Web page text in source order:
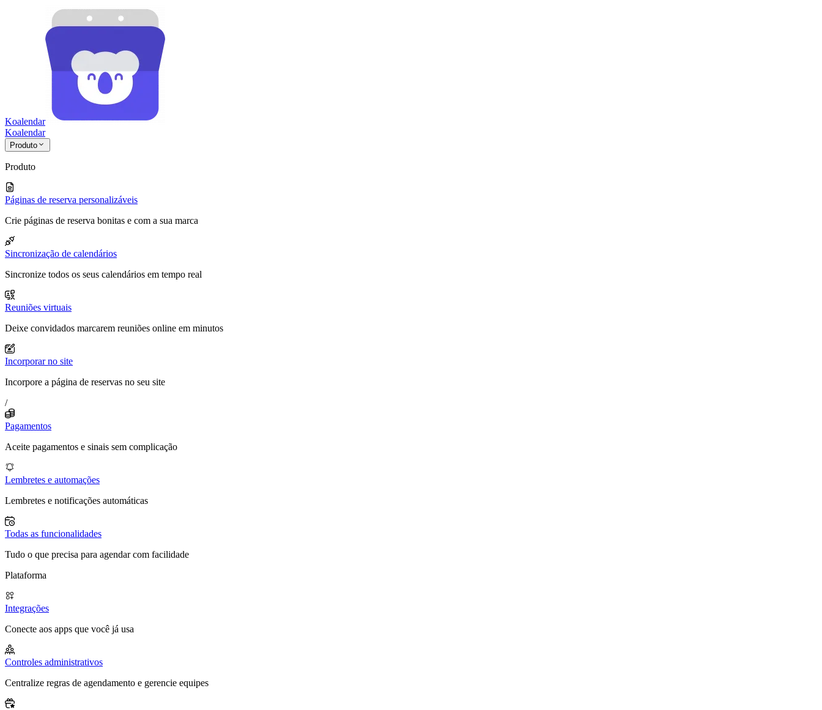
Koalendar
Koalendar
Produto
Produto
Páginas de reserva personalizáveis
Crie páginas de reserva bonitas e com a sua marca
Sincronização de calendários
Sincronize todos os seus calendários em tempo real
Reuniões virtuais
Deixe convidados marcarem reuniões online em minutos
Incorporar no site
Incorpore a página de reservas no seu site
/
Pagamentos
Aceite pagamentos e sinais sem complicação
Lembretes e automações
Lembretes e notificações automáticas
Todas as funcionalidades
Tudo o que precisa para agendar com facilidade
Plataforma
Integrações
Conecte aos apps que você já usa
Controles administrativos
Centralize regras de agendamento e gerencie equipes